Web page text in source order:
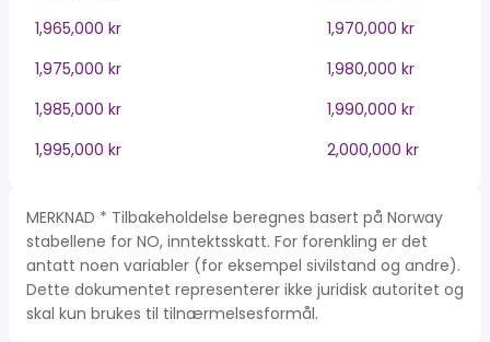
1,965,000 kr
1,970,000 kr
1,975,000 kr
1,980,000 kr
1,985,000 kr
1,990,000 kr
1,995,000 kr
2,000,000 kr
MERKNAD * Tilbakeholdelse beregnes basert på Norway
stabellene for NO, inntektsskatt. For forenkling er det
antatt noen variabler (for eksempel sivilstand og andre).
Dette dokumentet representerer ikke juridisk autoritet og
skal kun brukes til tilnærmelsesformål.